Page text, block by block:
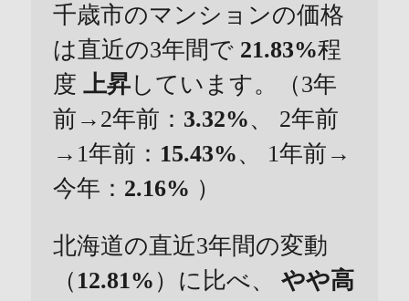
千歳市のマンションの価格
は直近の3年間で 21.83%程
度 上昇しています。（3年
前→2年前： 3.32%、 2年前
→1年前： 15.43%、 1年前→
今年： 2.16% ）
北海道の直近3年間の変動
（ 12.81% ）に比べ、
やや高